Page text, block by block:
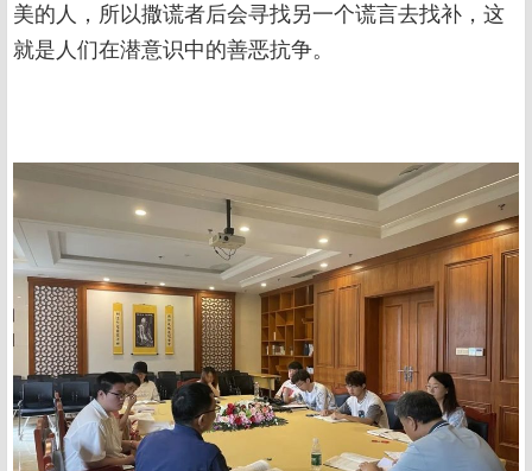
美的人，所以撒谎者后会寻找另一个谎言去找补，这
就是人们在潜意识中的善恶抗争。